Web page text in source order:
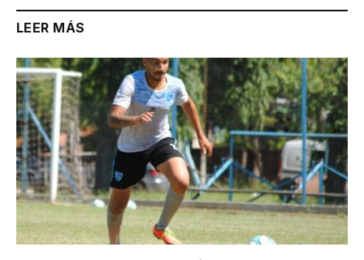
LEER MÁS